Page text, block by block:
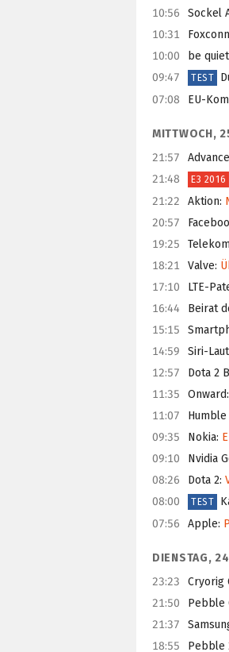
10:56 Sockel
10:31 Foxconn
10:00 be
09:47 TEST
07:08 EU-
MITTWOCH,
21:57
21:48 E3 2016
21:22 Aktion:
20:57
19:25
18:21 Valve:
17:10 LTE-
16:44 Beirat
15:15
14:59 Siri-
12:57 Dota 2
11:35 Onward:
11:07
09:35 Nokia:
09:10 Nvidia
08:26 Dota 2:
08:00 TEST
07:56 Apple:
DIENSTAG,
23:23
Cryorig
21:50 Pebble
21:37
18:55 Pebble